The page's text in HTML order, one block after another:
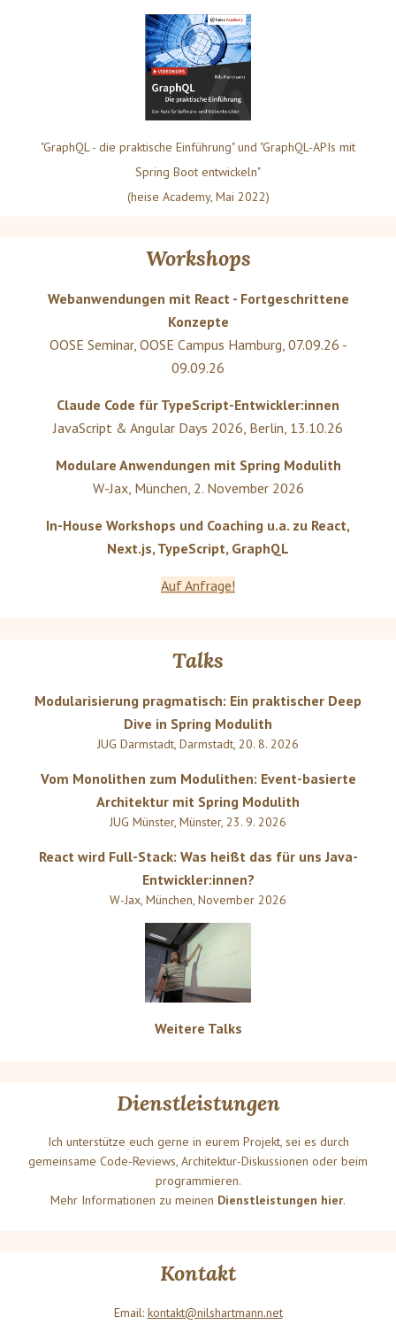
"GraphQL - die praktische Einführung" und "GraphQL-APIs mit
Spring Boot entwickeln"
(heise Academy, Mai 2022)
Workshops
Webanwendungen mit React - Fortgeschrittene
Konzepte
OOSE Seminar, OOSE Campus Hamburg 07.09.26 -
09.09.26
Claude Code für TypeScript-Entwickler:innen
JavaScript & Angular Days 2026 Berlin 13.10.26
Modulare Anwendungen mit Spring Modulith
W-Jax, München 2. November 2026
In-House Workshops und Coaching u.a. zu React,
Next.js, TypeScript, GraphQL
Auf Anfrage!
Talks
Modularisierung pragmatisch: Ein praktischer Deep
Dive in Spring Modulith
JUG Darmstadt, Darmstadt, 20. 8. 2026
Vom Monolithen zum Modulithen: Event-basierte
Architektur mit Spring Modulith
JUG Münster, Münster, 23. 9. 2026
React wird Full-Stack: Was heißt das für uns Java-
Entwickler:innen?
W-Jax, München, November 2026
Weitere Talks
Dienstleistungen
Ich unterstütze euch gerne in eurem Projekt, sei es durch
gemeinsame Code-Reviews, Architektur-Diskussionen oder beim
programmieren.
Mehr Informationen zu meinen Dienstleistungen hier.
Kontakt
Email: kontakt@nilshartmann.net